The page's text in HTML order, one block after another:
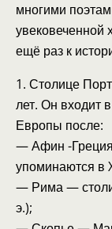
многими
увековеченной
ещё раз к
1. Столице
лет. Он входит
Европы после:
— Афин -Греция
упоминаются в
— Рима —
э.);